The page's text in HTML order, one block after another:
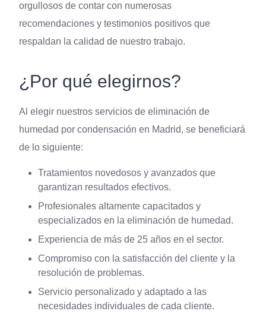
orgullosos de contar con numerosas
recomendaciones y testimonios positivos que
respaldan la calidad de nuestro trabajo.
¿Por qué elegirnos?
Al elegir nuestros servicios de eliminación de
humedad por condensación en Madrid, se beneficiará
de lo siguiente:
Tratamientos novedosos y avanzados que
garantizan resultados efectivos.
Profesionales altamente capacitados y
especializados en la eliminación de humedad.
Experiencia de más de 25 años en el sector.
Compromiso con la satisfacción del cliente y la
resolución de problemas.
Servicio personalizado y adaptado a las
necesidades individuales de cada cliente.